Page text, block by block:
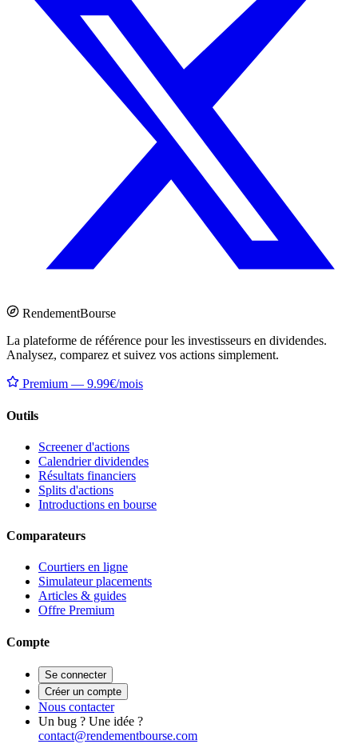
RendementBourse
La plateforme de référence pour les investisseurs en dividendes.
Analysez, comparez et suivez vos actions simplement.
Premium — 9.99€/mois
Outils
Screener d'actions
Calendrier dividendes
Résultats financiers
Splits d'actions
Introductions en bourse
Comparateurs
Courtiers en ligne
Simulateur placements
Articles & guides
Offre Premium
Compte
Se connecter
Créer un compte
Nous contacter
Un bug ? Une idée ?
contact@rendementbourse.com